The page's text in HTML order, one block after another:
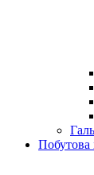
Побутова